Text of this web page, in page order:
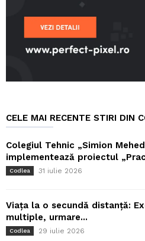
CELE MAI RECENTE STIRI DIN
Colegiul Tehnic „Simion
implementează proiectul
Codlea 31 iulie 2026
Viața la o secundă distanță:
multiple, urmare...
Codlea 29 iulie 2026